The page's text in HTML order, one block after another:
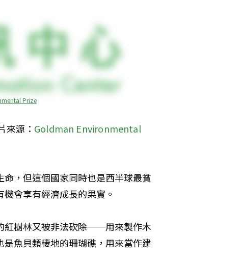
Prize
來源： Goldman Environmental
，但這個國家同時也是西半球最貧
會享有經濟成長的果實。
紅樹林又被非法砍除──用來製作木
魚貝類棲地的珊瑚礁，用來當作建